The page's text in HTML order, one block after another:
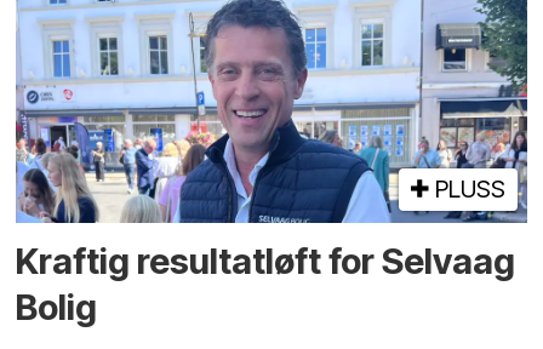
PLUSS
Kraftig resultatløft for Selvaag
Bolig